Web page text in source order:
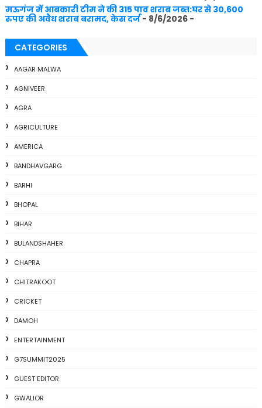
मऊगंज में आबकारी टीम ने की 315 पाव शराब जब्त:घर से 30,600
रुपए की अवैध शराब बरामद, केस दर्ज- 8/6/2026-
CATEGORIES
AAGAR MALWA
AGNIVEER
AGRA
AGRICULTURE
AMERICA
BANDHAVGARG
BARHI
BHOPAL
BIHAR
BULANDSHAHER
CHAPRA
CHITRAKOOT
CRICKET
DAMOH
ENTERTAINMENT
G7SUMMIT2025
GUEST EDITOR
GWALIOR